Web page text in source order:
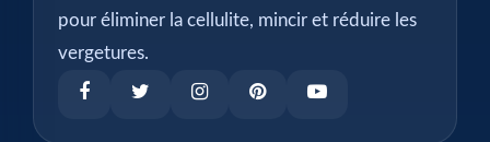
pour éliminer la cellulite, mincir et réduire les
vergetures.